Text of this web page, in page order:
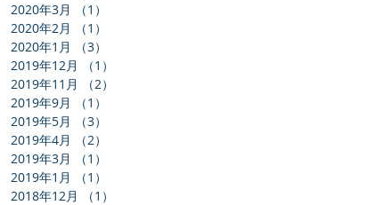
2020年3月
（1）
2020年2月
（1）
2020年1月
（3）
2019年12月
（1）
2019年11月
（2）
2019年9月
（1）
2019年5月
（3）
2019年4月
（2）
2019年3月
（1）
2019年1月
（1）
2018年12月
（1）